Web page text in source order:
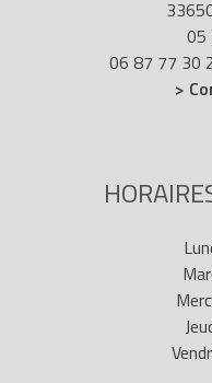
05
06 87 77 30
>